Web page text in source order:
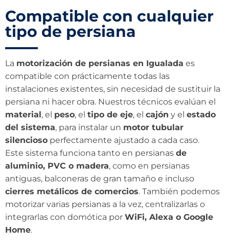
Compatible con cualquier
tipo de persiana
La motorización de persianas en Igualada es
compatible con prácticamente todas las
instalaciones existentes, sin necesidad de sustituir la
persiana ni hacer obra. Nuestros técnicos evalúan el
material, el peso, el tipo de eje, el cajón y el estado
del sistema, para instalar un motor tubular
silencioso perfectamente ajustado a cada caso.
Este sistema funciona tanto en persianas de
aluminio, PVC o madera, como en persianas
antiguas, balconeras de gran tamaño e incluso
cierres metálicos de comercios. También podemos
motorizar varias persianas a la vez, centralizarlas o
integrarlas con domótica por WiFi, Alexa o Google
Home.